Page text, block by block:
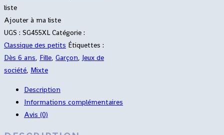
liste
Ajouter à ma liste
UGS : SG455XL Catégorie :
Classique des petits Étiquettes :
Dès 6 ans, Fille, Garçon, Jeux de
société, Mixte
Description
Informations complémentaires
Avis (0)